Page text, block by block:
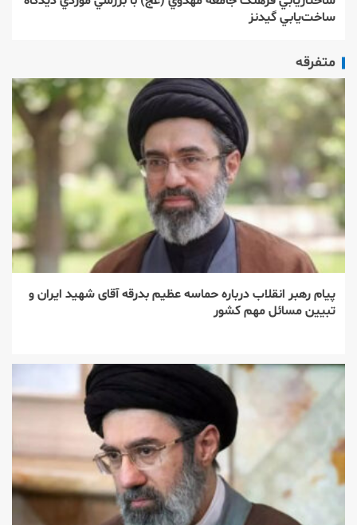
ساخت‌يابي گيدنز
متفرقه
پیام رهبر انقلاب درباره حماسه عظیم بدرقه آقای شهید ایران و
تبیین مسائل مهم کشور